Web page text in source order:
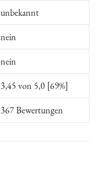
unbekannt
nein
nein
3,45 von 5,0 [69%]
367 Bewertungen